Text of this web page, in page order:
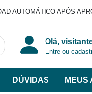
AUTOMÁTICO APÓS
Olá,
Entre ou
DÚVIDAS MEUS